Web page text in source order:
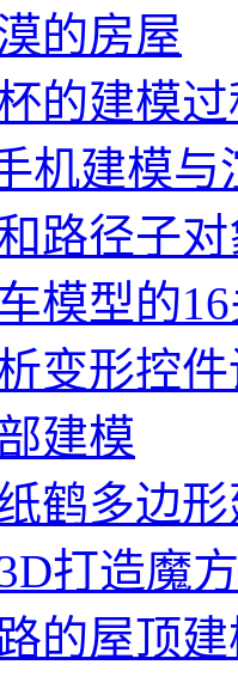
的房屋
的建模
机建模
路径子
模型的
变形控
建模
鹤多边
打造魔方
的屋顶